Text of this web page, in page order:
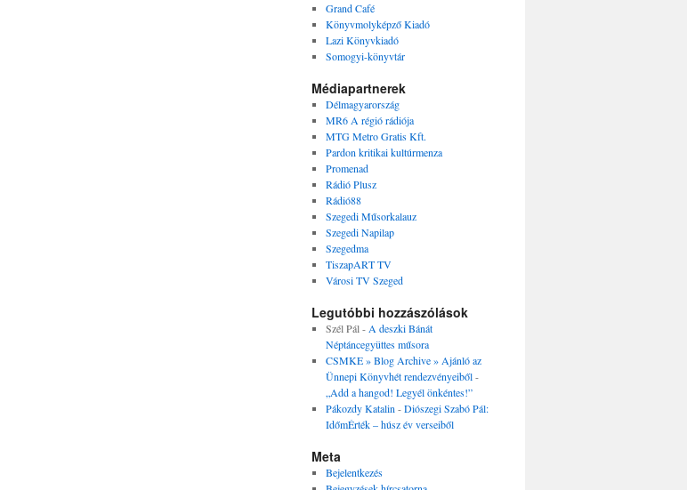
Grand Café
Könyvmolyképző Kiadó
Lazi Könyvkiadó
Somogyi-könyvtár
Médiapartnerek
Délmagyarország
MR6 A régió rádiója
MTG Metro Gratis Kft.
Pardon kritikai kultúrmenza
Promenad
Rádió Plusz
Rádió88
Szegedi Műsorkalauz
Szegedi Napilap
Szegedma
TiszapART TV
Városi TV Szeged
Legutóbbi hozzászólások
Szél Pál- A deszki Bánát
Néptáncegyüttes műsora
CSMKE » Blog Archive » Ajánló az
Ünnepi Könyvhét rendezvényeiből-
„Add a hangod! Legyél önkéntes!”
Pákozdy Katalin -Diószegi Szabó Pál:
IdőmÉrték – húsz év verseiből
Meta
Bejelentkezés